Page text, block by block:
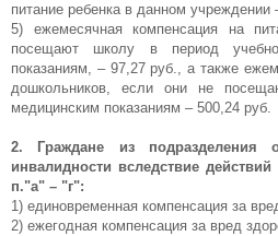
питание ребенка в данном учреждении
5) ежемесячная компенсация на
посещают школу в период
показаниям, – 97,27 руб., а также
дошкольников, если они не
медицинским показаниям – 500,24 руб.
2.
Граждане из
инвалидности вследствие
п."а" – "г":
1) единовременная компенсация за
2) ежегодная компенсация за вред